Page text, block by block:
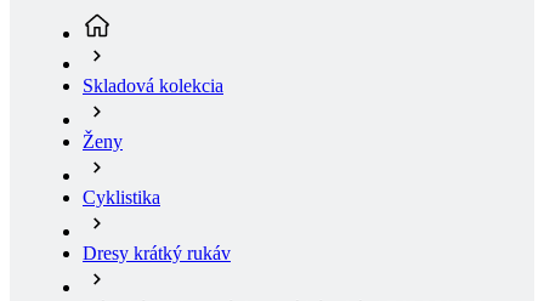
Ženy
Cyklistika
Dresy krátký rukáv
Dámský cyklistický dres krátký rukáv | DISCOVER
Z2 Khaki